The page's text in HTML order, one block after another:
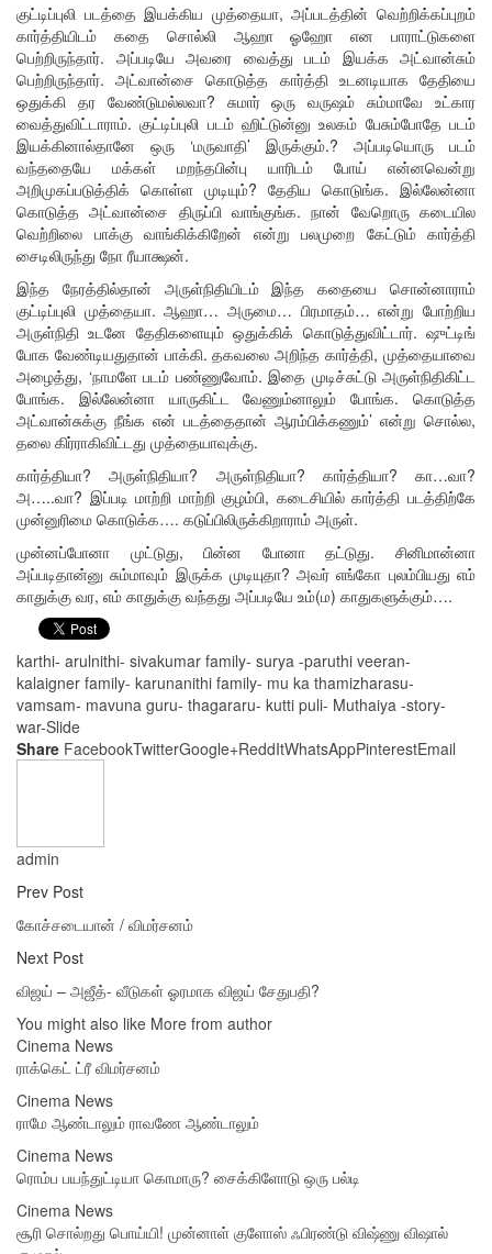
குட்டிப்புலி படத்தை இயக்கிய முத்தையா, அப்படத்தின் வெற்றிக்கப்புறம்
கார்த்தியிடம் கதை சொல்லி ஆஹா ஓஹோ என பாராட்டுகளை
பெற்றிருந்தார். அப்படியே அவரை வைத்து படம் இயக்க அட்வான்சும்
பெற்றிருந்தார். அட்வான்சை கொடுத்த கார்த்தி உடனடியாக தேதியை
ஒதுக்கி தர வேண்டுமல்லவா? சுமார் ஒரு வருஷம் சும்மாவே உட்கார
வைத்துவிட்டாராம். குட்டிப்புலி படம் ஹிட்டுன்னு உலகம் பேசும்போதே படம்
இயக்கினால்தானே ஒரு ‘மருவாதி’ இருக்கும்.? அப்படியொரு படம்
வந்ததையே மக்கள் மறந்தபின்பு யாரிடம் போய் என்னவென்று
அறிமுகப்படுத்திக் கொள்ள முடியும்? தேதிய கொடுங்க. இல்லேன்னா
கொடுத்த அட்வான்சை திருப்பி வாங்குங்க. நான் வேறொரு கடையில
வெற்றிலை பாக்கு வாங்கிக்கிறேன் என்று பலமுறை கேட்டும் கார்த்தி
சைடிலிருந்து நோ ரீயாக்ஷன்.
இந்த நேரத்தில்தான் அருள்நிதியிடம் இந்த கதையை சொன்னாராம்
குட்டிப்புலி முத்தையா. ஆஹா… அருமை… பிரமாதம்… என்று போற்றிய
அருள்நிதி உடனே தேதிகளையும் ஒதுக்கிக் கொடுத்துவிட்டார். ஷுட்டிங்
போக வேண்டியதுதான் பாக்கி. தகவலை அறிந்த கார்த்தி, முத்தையாவை
அழைத்து, ‘நாமளே படம் பண்ணுவோம். இதை முடிச்சுட்டு அருள்நிதிகிட்ட
போங்க. இல்லேன்னா யாருகிட்ட வேணும்னாலும் போங்க. கொடுத்த
அட்வான்சுக்கு நீங்க என் படத்தைதான் ஆரம்பிக்கணும்’ என்று சொல்ல,
தலை கிர்ராகிவிட்டது முத்தையாவுக்கு.
கார்த்தியா? அருள்நிதியா? அருள்நிதியா? கார்த்தியா? கா…வா?
அ…..வா? இப்படி மாற்றி மாற்றி குழம்பி, கடைசியில் கார்த்தி படத்திற்கே
முன்னுரிமை கொடுக்க…. கடுப்பிலிருக்கிறாராம் அருள்.
முன்னப்போனா முட்டுது, பின்ன போனா தட்டுது. சினிமான்னா
அப்படிதான்னு சும்மாவும் இருக்க முடியுதா? அவர் எங்கோ புலம்பியது எம்
காதுக்கு வர, எம் காதுக்கு வந்தது அப்படியே உம்(ம) காதுகளுக்கும்….
karthi- arulnithi- sivakumar family- surya -paruthi veeran-
kalaigner family- karunanithi family- mu ka thamizharasu-
vamsam- mavuna guru- thagararu- kutti puli- Muthaiya -story-
war-Slide
Share FacebookTwitterGoogle+ReddItWhatsAppPinterestEmail
admin
Prev Post
கோச்சடையான் / விமர்சனம்
Next Post
விஜய் – அஜீத்- வீடுகள் ஓரமாக விஜய் சேதுபதி?
You might also like More from author
Cinema News
ராக்கெட் ட்ரீ விமர்சனம்
Cinema News
ராமே ஆண்டாலும் ராவணே ஆண்டாலும்
Cinema News
ரொம்ப பயந்துட்டியா கொமாரு? சைக்கிளோடு ஒரு பல்டி
Cinema News
சூரி சொல்றது பொய்யி! முன்னாள் குளோஸ் ஃபிரண்டு விஷ்ணு விஷால்